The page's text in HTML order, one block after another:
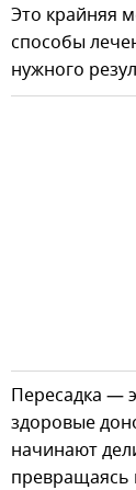
Это крайняя
способы
нужного
Пересадка —
здоровые
начинают
превращаясь